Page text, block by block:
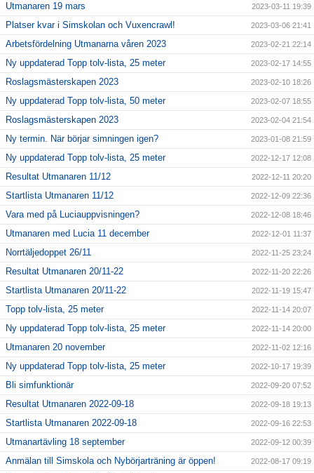
Utmanaren 19 mars 2023-03-11 19:39
Platser kvar i Simskolan och Vuxencrawl! 2023-03-06 21:41
Arbetsfördelning Utmanarna våren 2023 2023-02-21 22:14
Ny uppdaterad Topp tolv-lista, 25 meter 2023-02-17 14:55
Roslagsmästerskapen 2023 2023-02-10 18:26
Ny uppdaterad Topp tolv-lista, 50 meter 2023-02-07 18:55
Roslagsmästerskapen 2023 2023-02-04 21:54
Ny termin. När börjar simningen igen? 2023-01-08 21:59
Ny uppdaterad Topp tolv-lista, 25 meter 2022-12-17 12:08
Resultat Utmanaren 11/12 2022-12-11 20:20
Startlista Utmanaren 11/12 2022-12-09 22:36
Vara med på Luciauppvisningen? 2022-12-08 18:46
Utmanaren med Lucia 11 december 2022-12-01 11:37
Norrtäljedoppet 26/11 2022-11-25 23:24
Resultat Utmanaren 20/11-22 2022-11-20 22:26
Startlista Utmanaren 20/11-22 2022-11-19 15:47
Topp tolv-lista, 25 meter 2022-11-14 20:07
Ny uppdaterad Topp tolv-lista, 25 meter 2022-11-14 20:00
Utmanaren 20 november 2022-11-02 12:16
Ny uppdaterad Topp tolv-lista, 25 meter 2022-10-17 19:39
Bli simfunktionär 2022-09-20 07:52
Resultat Utmanaren 2022-09-18 2022-09-18 19:13
Startlista Utmanaren 2022-09-18 2022-09-16 22:53
Utmanartävling 18 september 2022-09-12 00:39
Anmälan till Simskola och Nybörjarträning är öppen! 2022-08-17 09:19